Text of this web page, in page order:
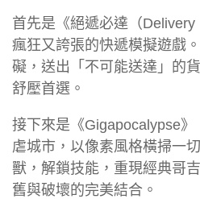
首先是《絕遞必達（
瘋狂又誇張的快遞模擬遊戲
礙，送出「不可能送達」的
舒壓首選。
接下來是《Gigapocalypse
虐城市，以像素風格橫掃一
獸，解鎖技能，重現經典哥
舊與破壞的完美結合。